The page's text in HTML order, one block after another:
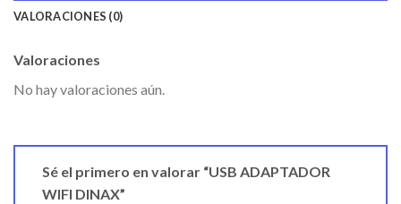
VALORACIONES (0)
Valoraciones
No hay valoraciones aún.
Sé el primero en valorar “USB ADAPTADOR
WIFI DINAX”